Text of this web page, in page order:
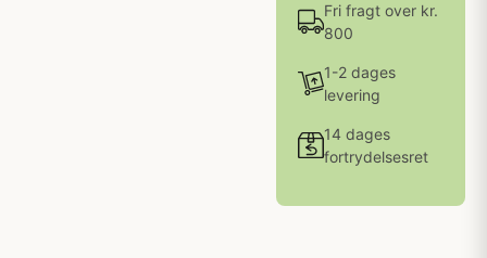
Fri fragt over kr.
800
1-2 dages
levering
14 dages
fortrydelsesret